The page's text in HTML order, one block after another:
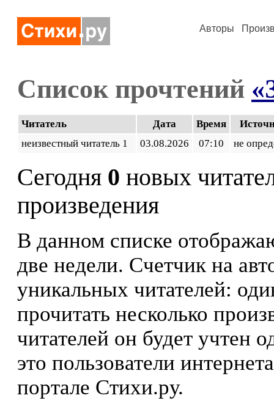
Авторы
Список прочтений
Читатель Дата Время
неизвестный читатель 1
03.08.2026 07:10 не
Сегодня 0 новых
произведения
В данном списке
две недели. Счетчик на
уникальных читателей:
прочитать несколько
читателей он будет учтен
это пользователи
портале Стихи.ру.